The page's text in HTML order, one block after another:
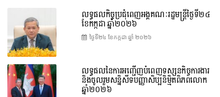
លទ្ធផលកិច្ចប្រជុំពេញអង្គគណៈរដ្ឋមន្រ្តីថ្ងៃទី២៤
ខែកក្កដា ឆ្នាំ២០២៦
ថ្ងៃទី២៤ ខែ​កក្កដា ឆ្នាំ ២០២៦
លទ្ធផលនៃការអញ្ជើញបំពេញទស្សនកិច្ចការងារ
និងចូលរួមសន្និសីទបញ្ញាសិប្បនិម្មិតពិភពលោក
ឆ្នាំ២០២៦